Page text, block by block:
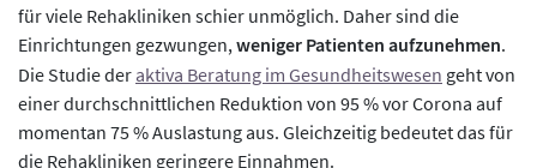
für viele Rehakliniken schier unmöglich. Daher sind die
Einrichtungen gezwungen,weniger Patienten aufzunehmen.
Die Studie der aktiva Beratung im Gesundheitswesen geht von
einer durchschnittlichen Reduktion von 95 % vor Corona auf
momentan 75 % Auslastung aus. Gleichzeitig bedeutet das für
die Rehakliniken geringere Einnahmen.